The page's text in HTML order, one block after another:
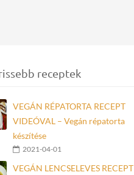
receptek
VEGÁN RÉPATORTA RECEPT
VIDEÓVAL – Vegán répatorta
készítése
2021-04-01
VEGÁN LENCSELEVES RECEPT